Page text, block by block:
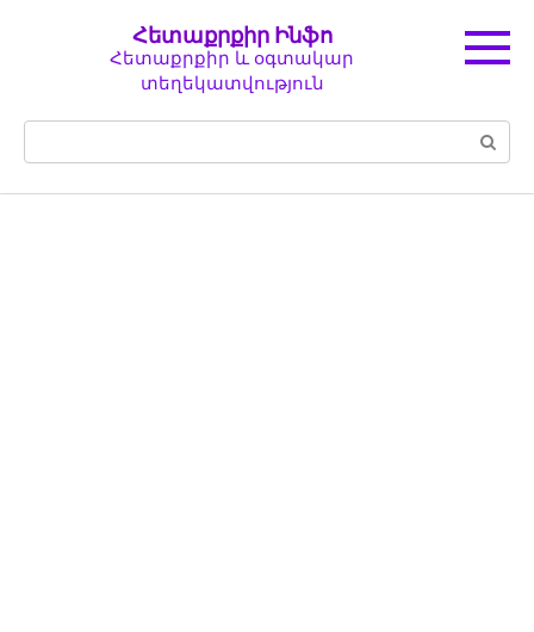
Հետաքրքիր Ինֆո
Հետաքրքիր և օգտակար
տեղեկատվություն